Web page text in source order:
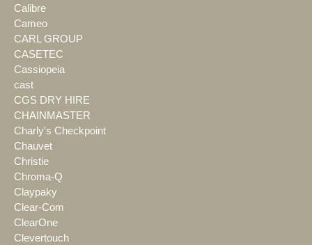
Calibre
Cameo
CARL GROUP
CASETEC
Cassiopeia
cast
CGS DRY HIRE
CHAINMASTER
Charly's Checkpoint
Chauvet
Christie
Chroma-Q
Claypaky
Clear-Com
ClearOne
Clevertouch